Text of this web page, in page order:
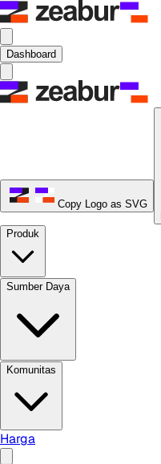
Dashboard
Copy Logo as SVG
Produk
Sumber Daya
Komunitas
Harga